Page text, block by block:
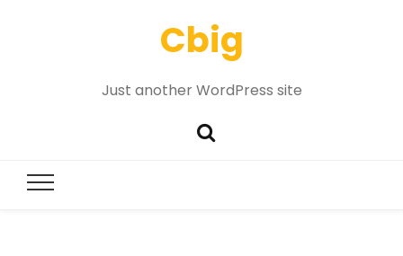
Cbig
Just another WordPress site